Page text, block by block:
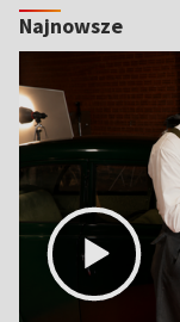
Najnowsze